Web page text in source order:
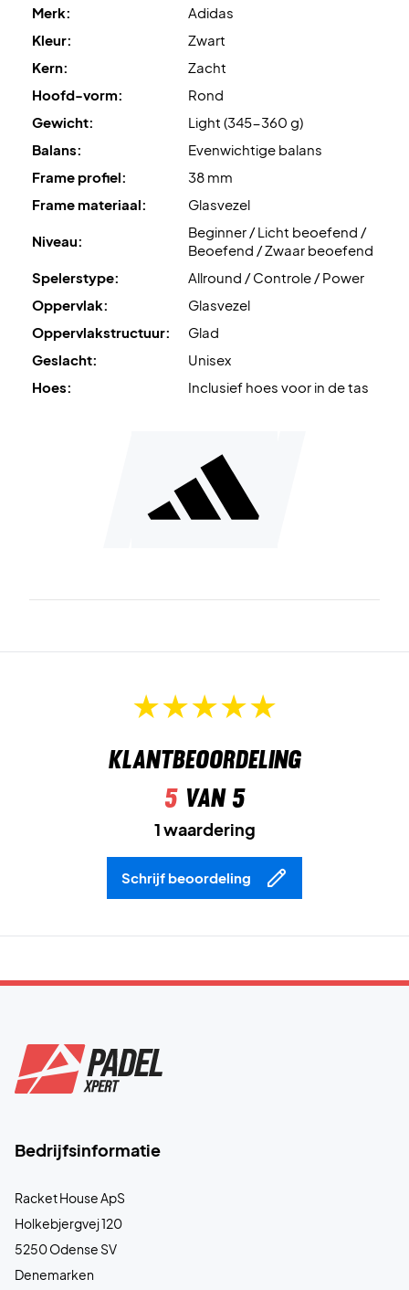
Wordt geleverd met racket hoes.
Merk:
Adidas
Kleur:
Zwart
Kern:
Zacht
Hoofd-vorm:
Rond
Gewicht:
Light (345-360 g)
Balans:
Evenwichtige balans
Frame profiel:
38 mm
Frame materiaal:
Glasvezel
Niveau:
Beginner / Licht beoefend /
Beoefend / Zwaar beoefend
Spelerstype:
Allround / Controle / Power
Oppervlak:
Glasvezel
Oppervlakstructuur:
Glad
Geslacht:
Unisex
Hoes:
Inclusief hoes voor in de tas
Klantbeoordeling
5van 5
1 waardering
Schrijf beoordeling
Bedrijfsinformatie
Racket House ApS
Holkebjergvej 120
5250 Odense SV
Denemarken